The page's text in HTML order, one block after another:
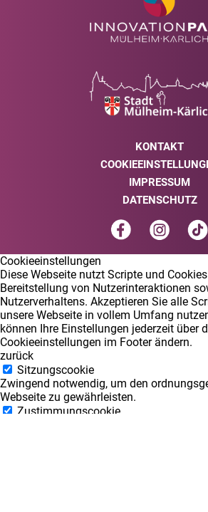
KONTAKT
IMPRESSUM
DATENSCHUTZ
Cookieeinstellungen
Diese Webseite nutzt Scripte und
Bereitstellung von Nutzerinteraktionen
Nutzerverhaltens. Akzeptieren Sie alle
unsere Webseite in vollem Umfang
können Ihre Einstellungen jederzeit über
Cookieeinstellungen im Footer ändern.
zurück
Sitzungscookie
Zwingend notwendig, um den
Webseite zu gewährleisten.
Zustimmungscookie